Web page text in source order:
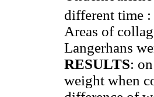
different time :
Areas of
Langerhans
RESULTS:
weight when